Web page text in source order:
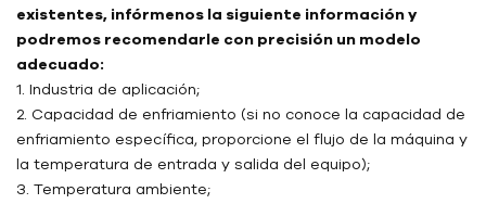
existentes, infórmenos la siguiente información y
podremos recomendarle con precisión un modelo
adecuado:
1. Industria de aplicación;
2. Capacidad de enfriamiento (si no conoce la capacidad de
enfriamiento específica, proporcione el flujo de la máquina y
la temperatura de entrada y salida del equipo);
3. Temperatura ambiente;